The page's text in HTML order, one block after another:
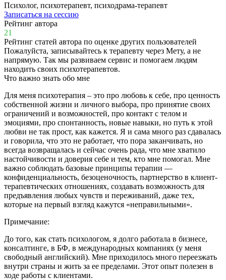
Психолог, психотерапевт, психодрама-терапевт
Записаться на сессию
Рейтинг автора
21
Рейтинг статей автора по оценке других пользователей
Пожалуйста, записывайтесь к терапевту через Мету, а не
напрямую. Так мы развиваем сервис и помогаем людям
находить своих психотерапевтов.
Что важно знать обо мне
Для меня психотерапия – это про любовь к себе, про ценность
собственной жизни и личного выбора, про принятие своих
ограничений и возможностей, про контакт с телом и
эмоциями, про спонтанность, новые навыки, но путь к этой
любви не так прост, как кажется. Я и сама много раз сдавалась
и говорила, что это не работает, что пора заканчивать, но
всегда возвращалась и сейчас очень рада, что мне хватило
настойчивости и доверия себе и тем, кто мне помогал. Мне
важно соблюдать базовые принципы терапии —
конфиденциальность, безоценочность, партнерство в клиент-
терапевтических отношениях, создавать возможность для
предъявления любых чувств и переживаний, даже тех,
которые на первый взгляд кажутся «неправильными».
Примечание:
До того, как стать психологом, я долго работала в бизнесе,
консалтинге, в БФ, в международных компаниях (у меня
свободный английский). Мне приходилось много переезжать
внутри страны и жить за ее пределами. Этот опыт полезен в
ходе работы с клиентами.